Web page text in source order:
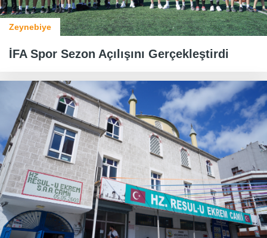
Zeynebiye
İFA Spor Sezon Açılışını Gerçekleştirdi